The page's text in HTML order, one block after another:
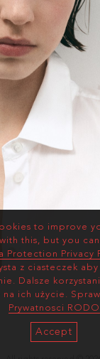
to improve
this, but you
Protection Privacy
z ciasteczek aby
Dalsze
ich użycie.
Prywatnosci RODO
Accept